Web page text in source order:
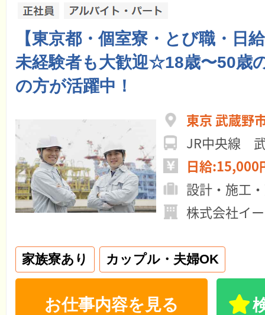
【東京都・個室寮・とび職・日
未経験者も大歓迎☆18歳〜50歳
の方が活躍中！
東京 武蔵野
JR中央線
日給:15,000
設計・施工
株式会社イ
家族寮あり カップル・夫婦OK
お仕事内容を見る